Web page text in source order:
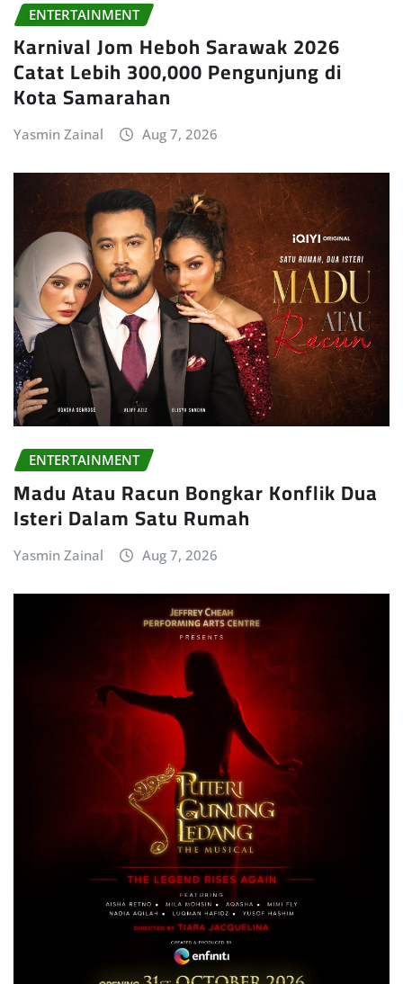
ENTERTAINMENT
Karnival Jom Heboh Sarawak 2026
Catat Lebih 300,000 Pengunjung di
Kota Samarahan
Yasmin Zainal Aug 7, 2026
ENTERTAINMENT
Madu Atau Racun Bongkar Konflik Dua
Isteri Dalam Satu Rumah
Yasmin Zainal Aug 7, 2026